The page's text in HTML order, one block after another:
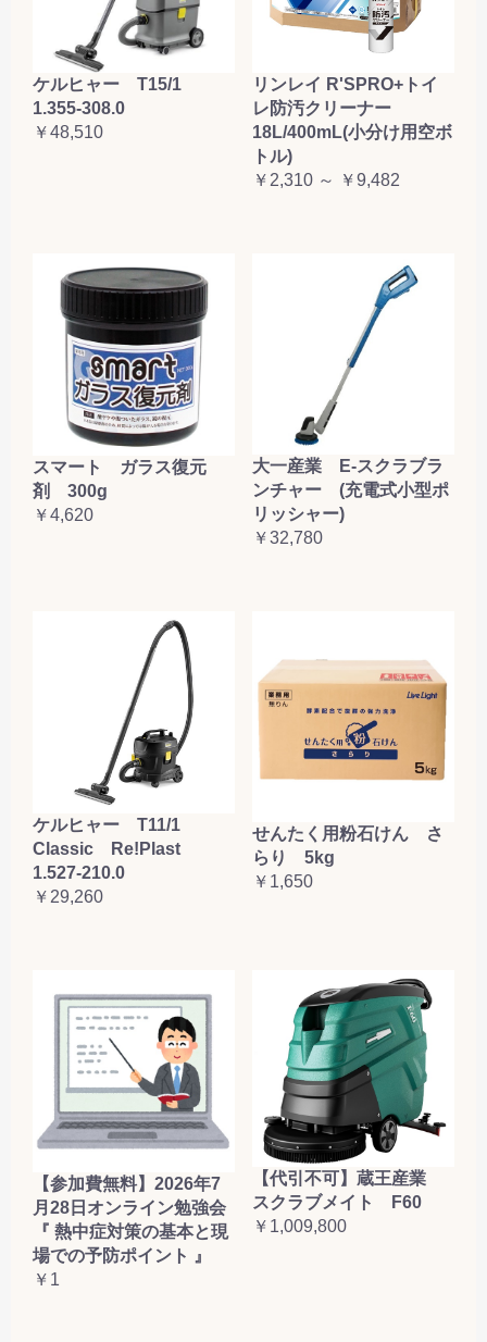
ケルヒャー T15/1
1.355-308.0
￥48,510
リンレイ R'SPRO+トイ
レ防汚クリーナー
18L/400mL(小分け用空ボ
トル)
￥2,310 ～ ￥9,482
スマート ガラス復元
剤 300g
￥4,620
大一産業 E-スクラブラ
ンチャー (充電式小型ポ
リッシャー)
￥32,780
ケルヒャー T11/1
Classic Re!Plast
1.527-210.0
￥29,260
せんたく用粉石けん さ
らり 5kg
￥1,650
【参加費無料】2026年7
月28日オンライン勉強会
『 熱中症対策の基本と現
場での予防ポイント 』
￥1
【代引不可】蔵王産業
スクラブメイト F60
￥1,009,800